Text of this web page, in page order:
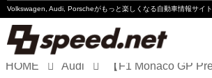
Volkswagen, Audi, Porscheがもっと楽しくなる自動車情報サイト
HOME Audi